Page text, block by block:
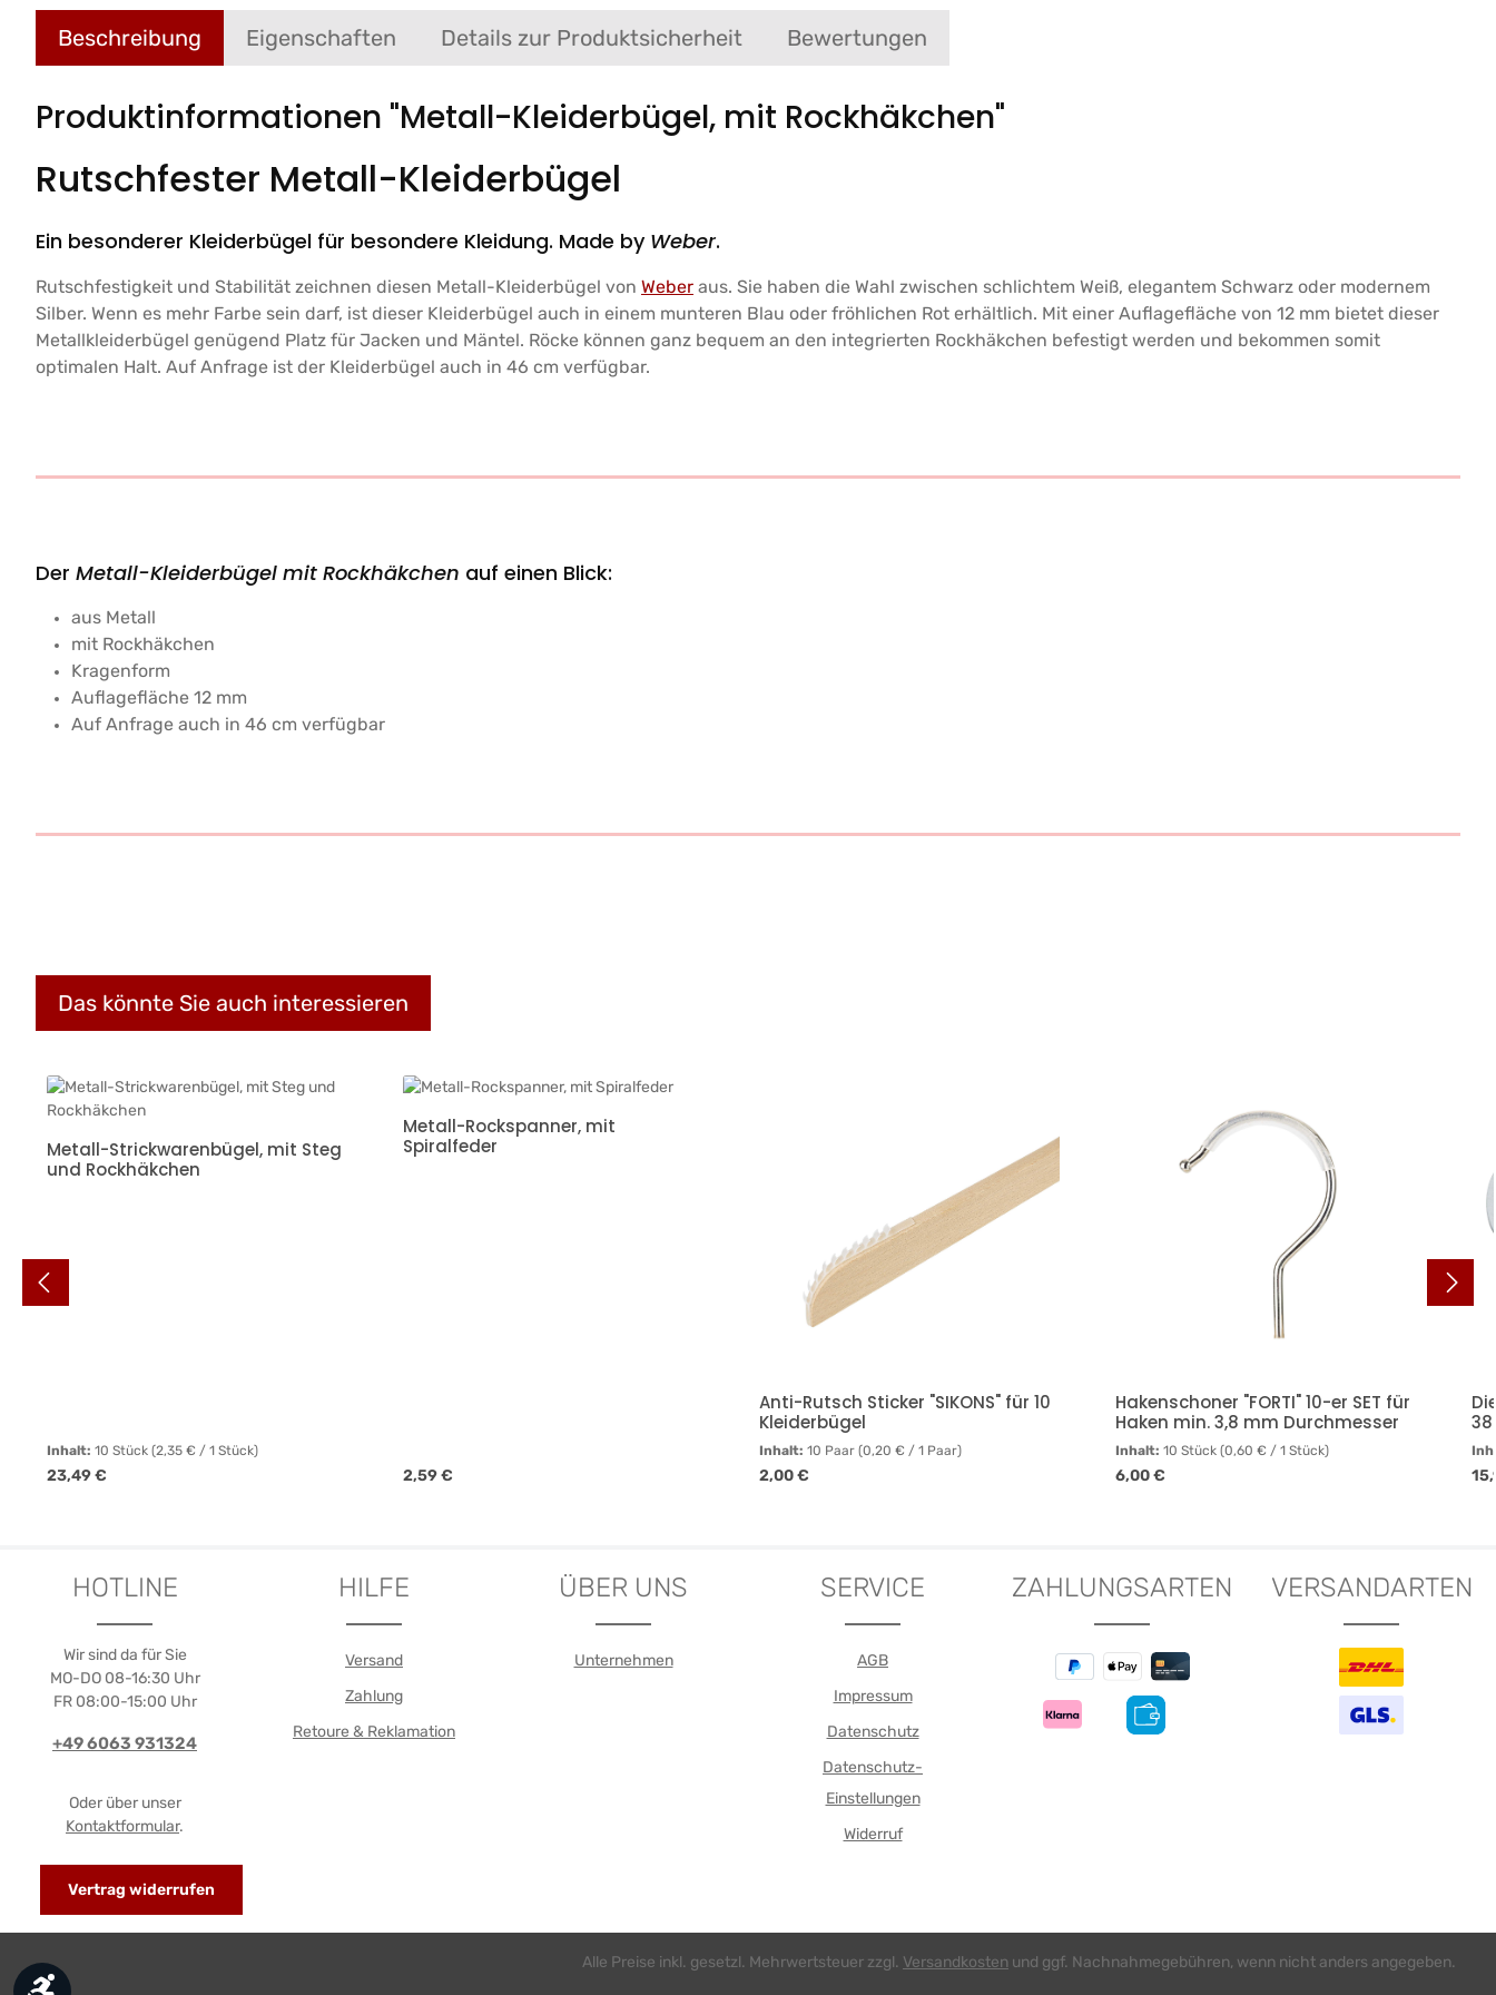
Beschreibung Eigenschaften Details zur Produktsicherheit Bewertungen
Produktinformationen "Metall-Kleiderbügel, mit Rockhäkchen"
Rutschfester Metall-Kleiderbügel
Ein besonderer Kleiderbügel für besondere Kleidung. Made by Weber.
Rutschfestigkeit und Stabilität zeichnen diesen Metall-Kleiderbügel von Weber aus. Sie haben die Wahl zwischen schlichtem Weiß, elegantem Schwarz oder modernem
Silber. Wenn es mehr Farbe sein darf, ist dieser Kleiderbügel auch in einem munteren Blau oder fröhlichen Rot erhältlich. Mit einer Auflagefläche von 12 mm bietet dieser
Metallkleiderbügel genügend Platz für Jacken und Mäntel. Röcke können ganz bequem an den integrierten Rockhäkchen befestigt werden und bekommen somit
optimalen Halt. Auf Anfrage ist der Kleiderbügel auch in 46 cm verfügbar.
Der Metall-Kleiderbügel mit Rockhäkchen auf einen Blick:
aus Metall
mit Rockhäkchen
Kragenform
Auflagefläche 12 mm
Auf Anfrage auch in 46 cm verfügbar
Das könnte Sie auch interessieren
Produktgalerie überspringen
Metall-Strickwarenbügel, mit Steg
und Rockhäkchen
Inhalt:10 Stück(2,35 € / 1 Stück)
Regulärer Preis:
23,49 €
Metall-Rockspanner, mit
Spiralfeder
Regulärer Preis:
2,59 €
Anti-Rutsch Sticker "SIKONS" für 10
Kleiderbügel
Inhalt:10 Paar(0,20 € / 1 Paar)
Regulärer Preis:
2,00 €
Hakenschoner "FORTI" 10-er SET für
Haken min. 3,8 mm Durchmesser
Inhalt:10 Stück(0,60 € / 1 Stück)
Regulärer Preis:
6,00 €
HOTLINE
Wir sind da für Sie
MO-DO 08-16:30 Uhr
FR 08:00-15:00 Uhr
+49 6063 931324
Oder über unser
Kontaktformular.
Vertrag widerrufen
HILFE
Versand
Zahlung
Retoure & Reklamation
ÜBER UNS
Unternehmen
SERVICE
AGB
Impressum
Datenschutz
Datenschutz-
Einstellungen
Widerruf
ZAHLUNGSARTEN VERSANDARTEN
Alle Preise inkl. gesetzl. Mehrwertsteuer zzgl. Versandkosten und ggf. Nachnahmegebühren, wenn nicht anders angegeben.
Werkzeugleiste anzeigen